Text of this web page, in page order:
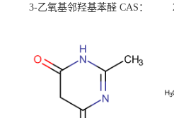
3-乙氧基邻羟基苯醛 CAS：
校可先用后付